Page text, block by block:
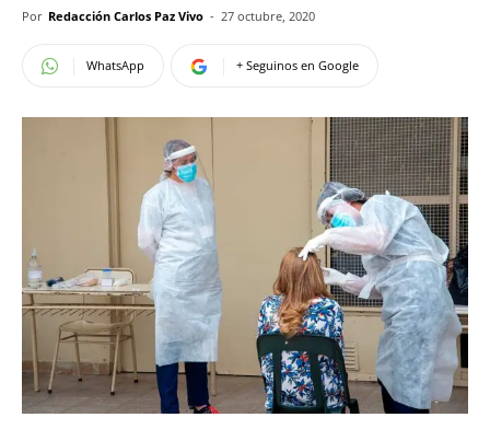
Por Redacción Carlos Paz Vivo - 27 octubre, 2020
WhatsApp + Seguinos en Google